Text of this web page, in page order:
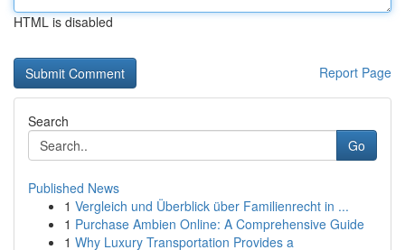
HTML is disabled
Report Page
Search
Go
Published News
1 Vergleich und Überblick über Familienrecht in ...
1 Purchase Ambien Online: A Comprehensive Guide
1 Why Luxury Transportation Provides a